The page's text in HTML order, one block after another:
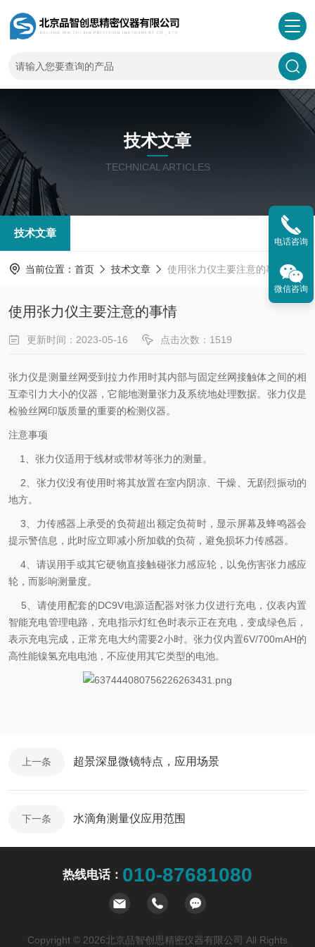
技术文章
TECHNICAL ARTICLES
技术文章
当前位置： 首页 技术文章 使用张力仪主要注意的事情
使用张力仪主要注意的事情
更新时间：2023-05-16 点击次数：1519
张力仪是测量丝网受到拉力作用时其内部与固定丝网接触体之间的相
互牵引力大小的仪器，它能地测量张力及系统地处理数据。张力仪是
检验丝网印版质量的重要的检测仪器。
注意事项
1、张力仪适用于线材或带材等张力的测量。
2、张力仪没有使用时将其放置在室内阴凉、干燥、无剧烈振动的
地方。
3、力传感器上承受的负荷超出额定负荷时，显示屏幕及蜂鸣器会
提示警信息，此时应立即减小所加载的负荷，避免损坏力传感器。
4、请误用手或其它硬物直接触碰张力感应轮，以免伤害张力感应
轮，而影响测量度。
5、请使用配套的DC9V电源适配器对张力仪进行充电，仪表内置
智能充电管理电路，充电指示灯红色时表示正在充电，变成绿色后，
表示充电完成，正常充电大约需要2小时。张力仪内置6V/700mAH的
高性能镍氢充电电池，不应使用其它类型的电池。
上一条 超景深显微镜特点，应用场景
下一条 水滴角测量仪应用范围
热线电话： 010-87681080
Copyright © 2026北京品智创思精密仪器有限公司 All Rights
电话咨询
微信咨询